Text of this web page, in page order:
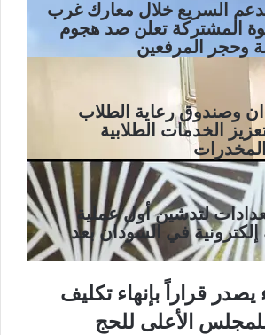
السريع خلال معارك غرب
المشتركة تعلن صد هجوم
وحجر المرفعين
وصندوق رعاية الطلاب
الخدمات الطلابية
لتدشين أول عملية
في السودان بعد
قراراً بإنهاء تكليف
للمجلس الأعلى للحج